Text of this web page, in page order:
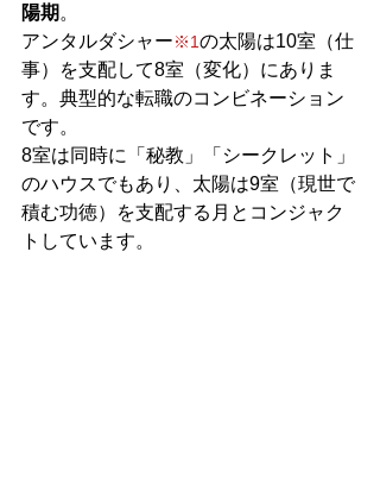
陽期 。
アンタルダシャー※1の太陽は10室（仕
事）を支配して8室（変化）にありま
す。典型的な転職のコンビネーション
です。
8室は同時に「秘教」「シークレット」
のハウスでもあり、太陽は9室（現世で
積む功徳）を支配する月とコンジャク
トしています。